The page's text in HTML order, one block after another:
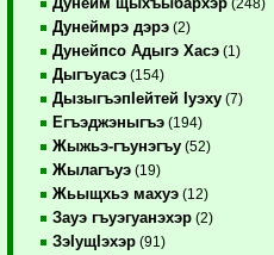
(248)
Дунеймрэ дэрэ (2)
Дунейпсо Адыгэ Хасэ (1)
Дыгъуасэ (154)
ДызыгъэпIейтей Iуэху (7)
Егъэджэныгъэ (194)
Жыжьэ-гъунэгъу (52)
Жылагъуэ (19)
Жьыщхьэ махуэ (12)
Зауэ гъуэгуанэхэр (2)
ЗэIущIэхэр (91)